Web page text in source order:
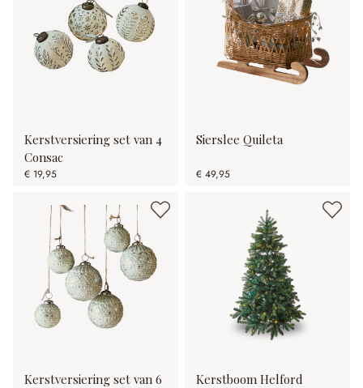
Kerstversiering set van 4
Consac
€ 19,95
Sierslee Quileta
€ 49,95
Kerstversiering set van 6
Kerstboom Helford